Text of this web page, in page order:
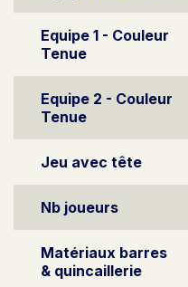
Equipe 1 - Couleur
Tenue
Equipe 2 - Couleur
Tenue
Jeu avec tête
Nb joueurs
Matériaux barres
& quincaillerie